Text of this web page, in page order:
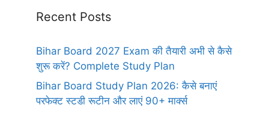
Recent Posts
Bihar Board 2027 Exam की तैयारी अभी से कैसे
शुरू करें? Complete Study Plan
Bihar Board Study Plan 2026: कैसे बनाएं
परफेक्ट स्टडी रूटीन और लाएं 90+ मार्क्स